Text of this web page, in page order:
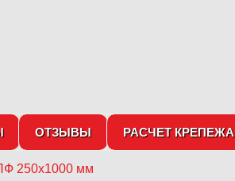
ОТЗЫВЫ РАСЧЕТ КРЕПЕЖА
250х1000 мм